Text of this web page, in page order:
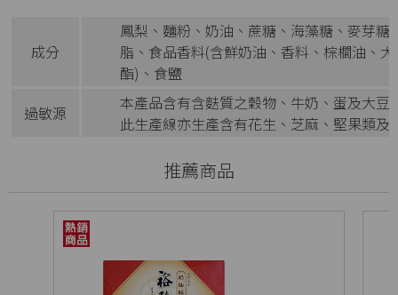
成分
鳳梨、麵粉、奶油、蔗糖、海藻糖、麥芽
脂、食品香料(含鮮奶油、香料、棕櫚油、
酯)、食鹽
過敏源
本產品含有含麩質之穀物、牛奶、蛋及大豆
此生產線亦生產含有花生、芝麻、堅果類及
推薦商品